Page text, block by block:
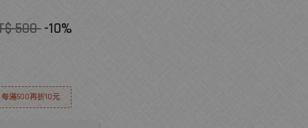
500 -10%
滿500再折10元